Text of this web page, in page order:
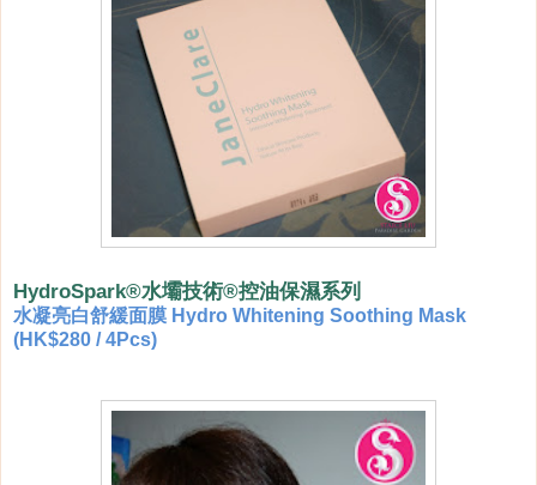
HydroSpark®水壩技術®控油保濕系列
水凝亮白舒緩面膜 Hydro Whitening Soothing Mask
(HK$280 / 4Pcs)